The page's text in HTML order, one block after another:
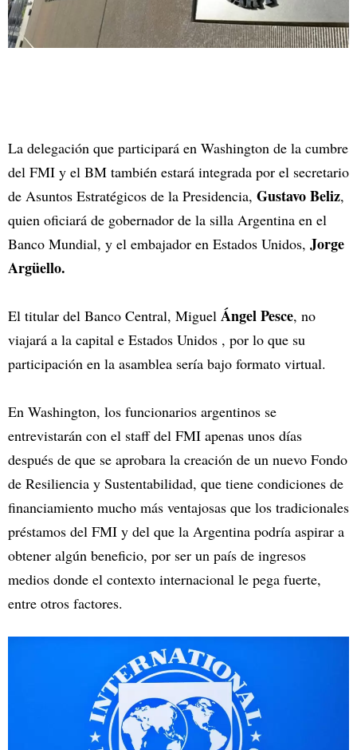
La delegación que participará en Washington de la cumbre
del FMI y el BM también estará integrada por el secretario
de Asuntos Estratégicos de la Presidencia, Gustavo Beliz,
quien oficiará de gobernador de la silla Argentina en el
Banco Mundial, y el embajador en Estados Unidos, Jorge
Argüello.
El titular del Banco Central, Miguel Ángel Pesce, no
viajará a la capital e Estados Unidos , por lo que su
participación en la asamblea sería bajo formato virtual.
En Washington, los funcionarios argentinos se
entrevistarán con el staff del FMI apenas unos días
después de que se aprobara la creación de un nuevo Fondo
de Resiliencia y Sustentabilidad, que tiene condiciones de
financiamiento mucho más ventajosas que los tradicionales
préstamos del FMI y del que la Argentina podría aspirar a
obtener algún beneficio, por ser un país de ingresos
medios donde el contexto internacional le pega fuerte,
entre otros factores.